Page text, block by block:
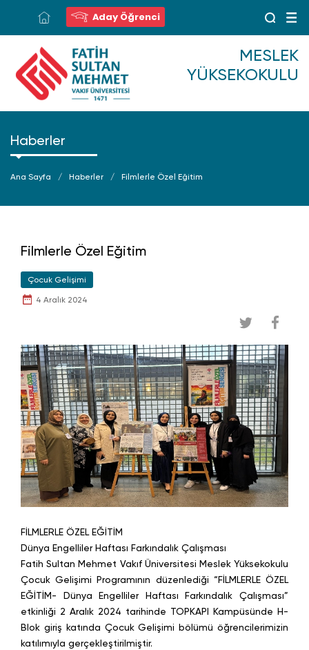
Aday Öğrenci
MESLEK
YÜKSEKOKULU
Haberler
Ana Sayfa Haberler Filmlerle Özel Eğitim
Filmlerle Özel Eğitim
Çocuk Gelişimi
4 Aralık 2024
FİLMLERLE ÖZEL EĞİTİM
Dünya Engelliler Haftası Farkındalık Çalışması
Fatih Sultan Mehmet Vakıf Üniversitesi Meslek Yüksekokulu
Çocuk Gelişimi Programının düzenlediği “FİLMLERLE ÖZEL
EĞİTİM- Dünya Engelliler Haftası Farkındalık Çalışması”
etkinliği 2 Aralık 2024 tarihinde TOPKAPI Kampüsünde H-
Blok giriş katında Çocuk Gelişimi bölümü öğrencilerimizin
katılımıyla gerçekleştirilmiştir.